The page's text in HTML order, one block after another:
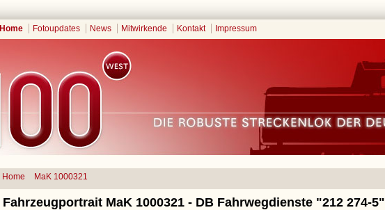
Home Fotoupdates News Mitwirkende Kontakt Impressum
Home MaK 1000321
Fahrzeugportrait MaK 1000321 - DB Fahrwegdienste "212 274-5"